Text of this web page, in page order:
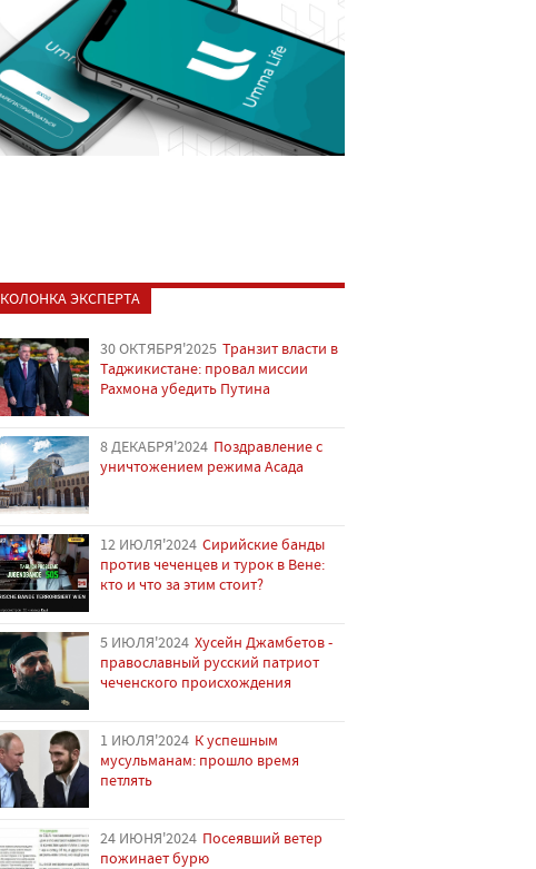
КОЛОНКА ЭКСПЕРТА
30 ОКТЯБРЯ'2025 Транзит власти в
Таджикистане: провал миссии
Рахмона убедить Путина
8 ДЕКАБРЯ'2024 Поздравление с
уничтожением режима Асада
12 ИЮЛЯ'2024 Сирийские банды
против чеченцев и турок в Вене:
кто и что за этим стоит?
5 ИЮЛЯ'2024 Хусейн Джамбетов -
православный русский патриот
чеченского происхождения
1 ИЮЛЯ'2024 К успешным
мусульманам: прошло время
петлять
24 ИЮНЯ'2024 Посеявший ветер
пожинает бурю